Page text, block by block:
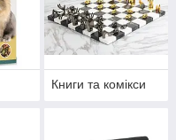
Книги та комікси